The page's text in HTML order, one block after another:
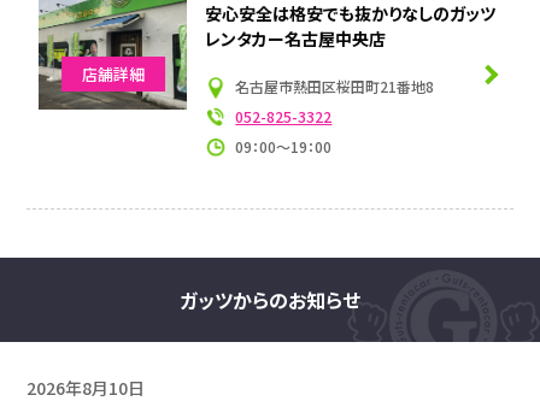
安心安全は格安でも抜かりなしのガッツ
レンタカー名古屋中央店
名古屋市熱田区桜田町21番地8
052-825-3322
09：00～19：00
店舗詳細
ガッツからのお知らせ
2026年8月10日